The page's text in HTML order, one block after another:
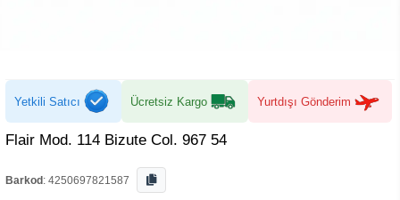
Yetkili Satıcı Ücretsiz Kargo Yurtdışı Gönderim
Flair Mod. 114 Bizute Col. 967 54
Barkod : 4250697821587